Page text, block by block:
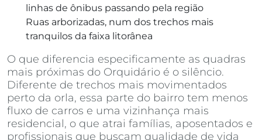
linhas de ônibus passando pela região
Ruas arborizadas, num dos trechos mais
tranquilos da faixa litorânea
O que diferencia especificamente as quadras
mais próximas do Orquidário é o silêncio.
Diferente de trechos mais movimentados
perto da orla, essa parte do bairro tem menos
fluxo de carros e uma vizinhança mais
residencial, o que atrai famílias, aposentados e
profissionais que buscam qualidade de vida